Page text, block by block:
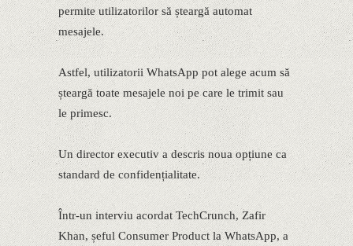
permite utilizatorilor să șteargă automat
mesajele.
Astfel, utilizatorii WhatsApp pot alege acum să
șteargă toate mesajele noi pe care le trimit sau
le primesc.
Un director executiv a descris noua opțiune ca
standard de confidențialitate.
Într-un interviu acordat TechCrunch, Zafir
Khan, șeful Consumer Product la WhatsApp, a